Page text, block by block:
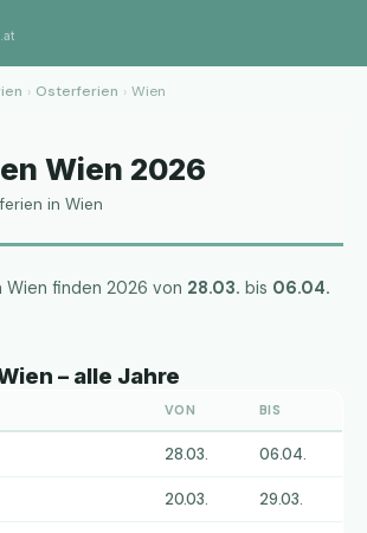
› Osterferien › Wien
Wien 2026
in Wien
finden 2026 von 28.03. bis 06.04.
– alle Jahre
VON BIS
28.03. 06.04.
20.03. 29.03.